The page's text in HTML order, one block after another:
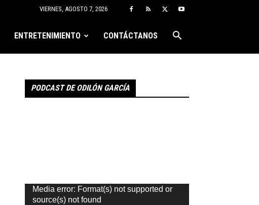
VIERNES, AGOSTO 7, 2026
ENTRETENIMIENTO CONTÁCTANOS
PODCAST DE ODILÓN GARCÍA
Reproductor
de
Media error: Format(s) not supported or
source(s) not found